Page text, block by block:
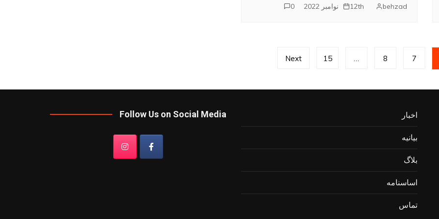
behzad 12th نوامبر 2022 0
7
8
15
Next
اخبار
بیانیه
بلاگ
اساسنامه
تماس
Follow Us on Social Media